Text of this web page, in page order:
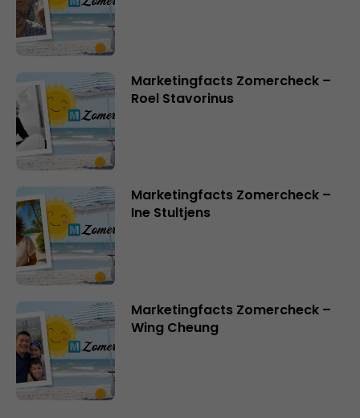
Marketingfacts Zomercheck –
Roel Stavorinus
Marketingfacts Zomercheck –
Ine Stultjens
Marketingfacts Zomercheck –
Wing Cheung